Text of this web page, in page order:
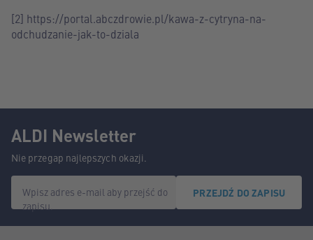
[2] https://portal.abczdrowie.pl/kawa-z-cytryna-na-
odchudzanie-jak-to-dziala
ALDI Newsletter
Nie przegap najlepszych okazji.
Wpisz adres e-mail aby przejść do
zapisu.
PRZEJDŹ DO ZAPISU